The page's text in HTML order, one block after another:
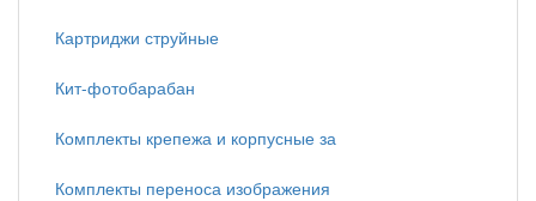
Картриджи струйные
Кит-фотобарабан
Комплекты крепежа и корпусные за
Комплекты переноса изображения